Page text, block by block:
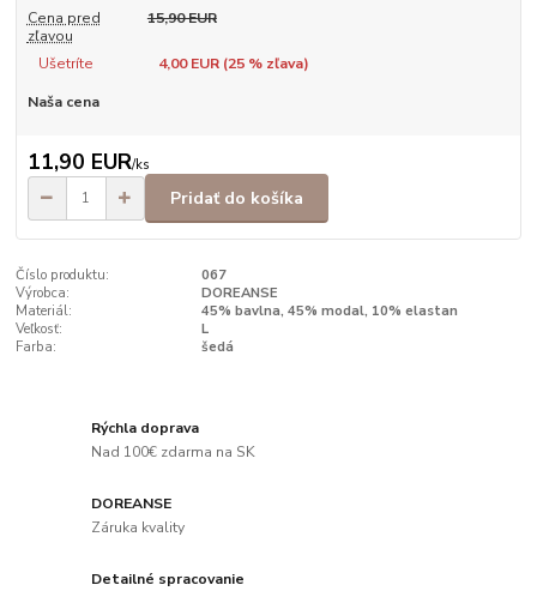
Cena pred
zľavou
15,90 EUR
Ušetríte 4,00 EUR (25% zľava)
Naša cena
11,90 EUR/ks
Pridať do košíka
Číslo produktu:
067
Výrobca:
DOREANSE
Materiál:
45% bavlna, 45% modal, 10% elastan
Veľkosť:
L
Farba:
šedá
Rýchla doprava
Nad 100€ zdarma na SK
DOREANSE
Záruka kvality
Detailné spracovanie